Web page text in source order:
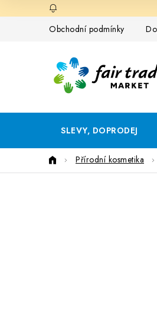
na
Obchodní podmínky
SLEVY, DOPRODEJ
DomůPřírodní kosmetika